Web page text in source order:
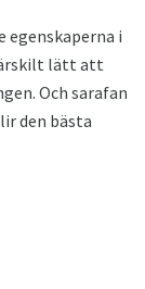
egenskaperna i
lätt att
Och sarafan
den bästa